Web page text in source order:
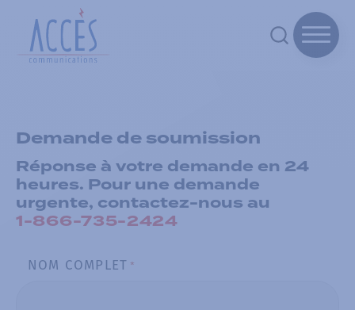
Demande de soumission
Réponse à votre demande en 24
heures. Pour une demande
urgente, contactez-nous au
1-866-735-2424
NOM COMPLET *